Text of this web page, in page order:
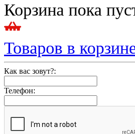
Корзина пока
Товаров в
Как вас зовут?:
Телефон: